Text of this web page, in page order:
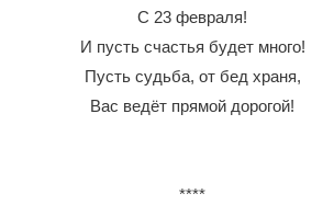
С 23 февраля!
И пусть счастья будет много!
Пусть судьба, от бед храня,
Вас ведёт прямой дорогой!
****